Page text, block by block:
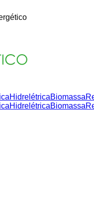
HidrelétricaBiomassa
HidrelétricaBiomassa